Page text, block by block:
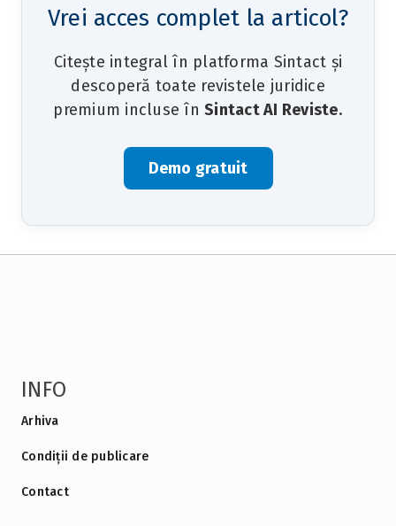
Vrei acces complet la articol?
Citește integral în platforma Sintact și
descoperă toate revistele juridice
premium incluse în Sintact AI Reviste.
Demo gratuit
INFO
Arhiva
Condiții de publicare
Contact